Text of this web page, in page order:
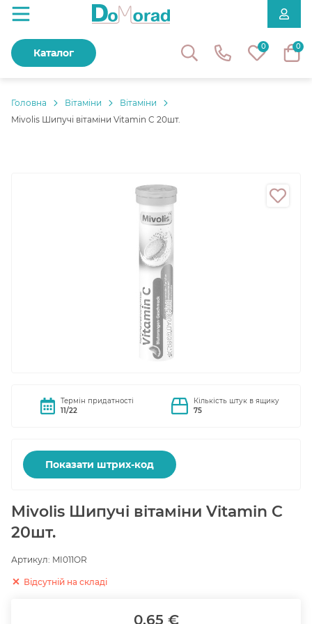
0 0
Каталог
Головнa Вітаміни
Вітаміни
Mivolis Шипучі вітаміни Vitamin C 20шт.
Термін придатності
11/22
Кількість штук в ящику
75
Показати штрих-код
Mivolis Шипучі вітаміни Vitamin C
20шт.
Артикул: MI011OR
Відсутній на складі
0.65 €